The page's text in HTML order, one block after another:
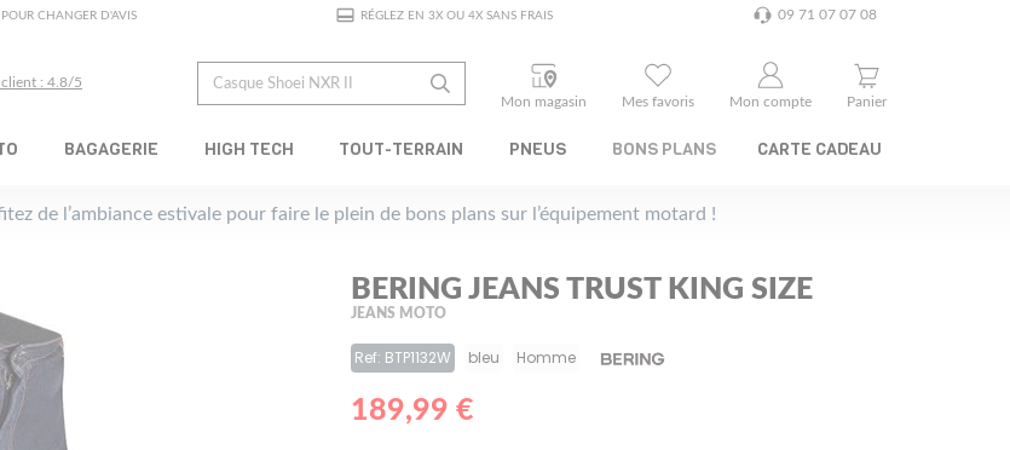
CHANGER D'AVIS RÉGLEZ EN 3X OU 4X SANS FRAIS 09 71 07 07 08
: 4.8/5
Mon magasin
Mes favoris Mon compte Panier
BAGAGERIE HIGH TECH TOUT-TERRAIN PNEUS BONS PLANS CARTE CADEAU
de l’ambiance estivale pour faire le plein de bons plans sur l’équipement motard !
BERING JEANS TRUST KING SIZE
JEANS MOTO
Ref: BTP1132W bleu Homme
189,99 €